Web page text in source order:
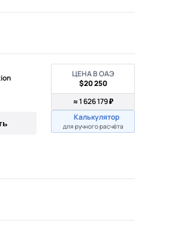
ЦЕНА В ОАЭ
$20 250
≈ 1 626 179 ₽
Калькулятор
для ручного расчёта